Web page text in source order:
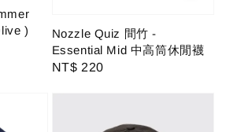
)
Nozzle Quiz 間竹 -
Essential Mid 中高筒休閒襪
Regular
NT$ 220